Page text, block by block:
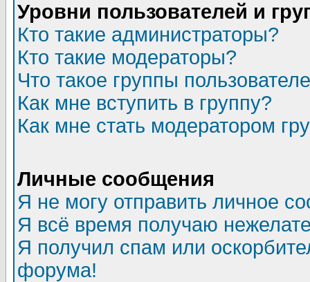
Уровни пользователей и
Кто такие администраторы?
Кто такие модераторы?
Что такое группы
Как мне вступить в группу?
Как мне стать модератором
Личные сообщения
Я не могу отправить личное
Я всё время получаю
Я получил спам или
форума!